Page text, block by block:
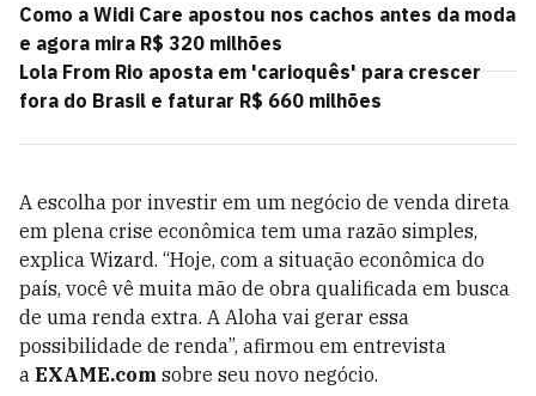
Como a Widi Care apostou nos cachos antes da moda
e agora mira R$ 320 milhões
Lola From Rio aposta em 'carioquês' para crescer
fora do Brasil e faturar R$ 660 milhões
A escolha por investir em um negócio de venda direta
em plena crise econômica tem uma razão simples,
explica Wizard. “Hoje, com a situação econômica do
país, você vê muita mão de obra qualificada em busca
de uma renda extra. A Aloha vai gerar essa
possibilidade de renda”, afirmou em entrevista
a EXAME.com sobre seu novo negócio.